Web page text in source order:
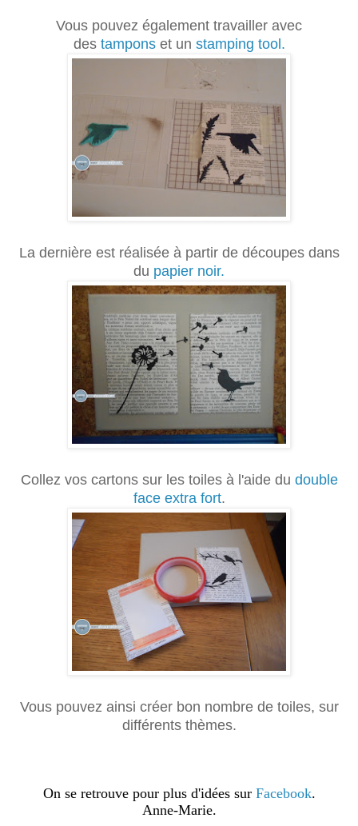
Vous pouvez également travailler avec
des tamponset un stamping tool.
La dernière est réalisée à partir de découpes dans
du papier noir.
Collez vos cartons sur les toiles à l'aide du double
face extra fort.
Vous pouvez ainsi créer bon nombre de toiles, sur
différents thèmes.
On se retrouve pour plus d'idées sur Facebook.
Anne-Marie.